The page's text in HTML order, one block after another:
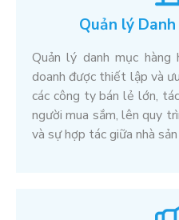
Quản lý
Quản lý danh mục
doanh được thiết lập và
các công ty bán lẻ lớn,
người mua sắm, lên quy
và sự hợp tác giữa nhà